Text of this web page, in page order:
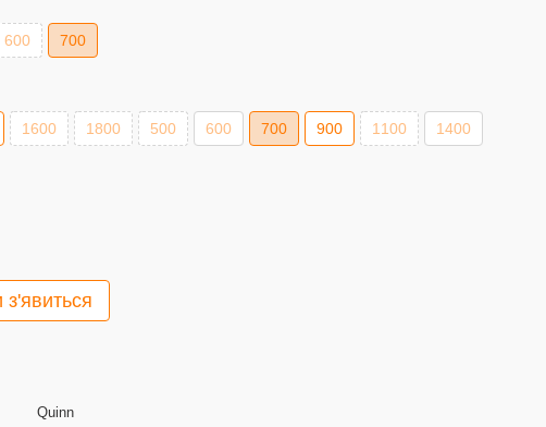
600 700
1600 1800 500 600 700 900 1100 1400
Quinn